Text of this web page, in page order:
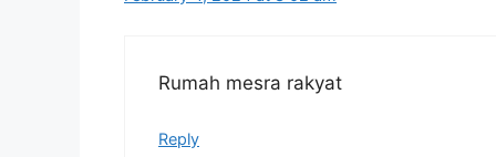
Rumah mesra rakyat
Reply